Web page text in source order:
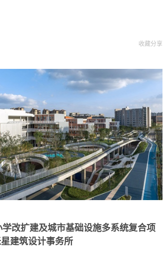
收藏分享
学改扩建及城市基础设施多系统复合项
建筑设计事务所